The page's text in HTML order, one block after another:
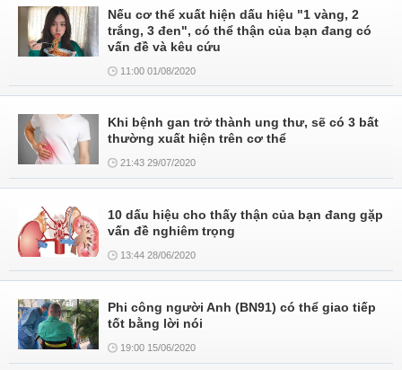
Nếu cơ thể xuất hiện dấu hiệu "1 vàng, 2
trắng, 3 đen", có thể thận của bạn đang có
vấn đề và kêu cứu
11:00 01/08/2020
Khi bệnh gan trở thành ung thư, sẽ có 3 bất
thường xuất hiện trên cơ thể
21:43 29/07/2020
10 dấu hiệu cho thấy thận của bạn đang gặp
vấn đề nghiêm trọng
13:44 28/06/2020
Phi công người Anh (BN91) có thể giao tiếp
tốt bằng lời nói
19:00 15/06/2020